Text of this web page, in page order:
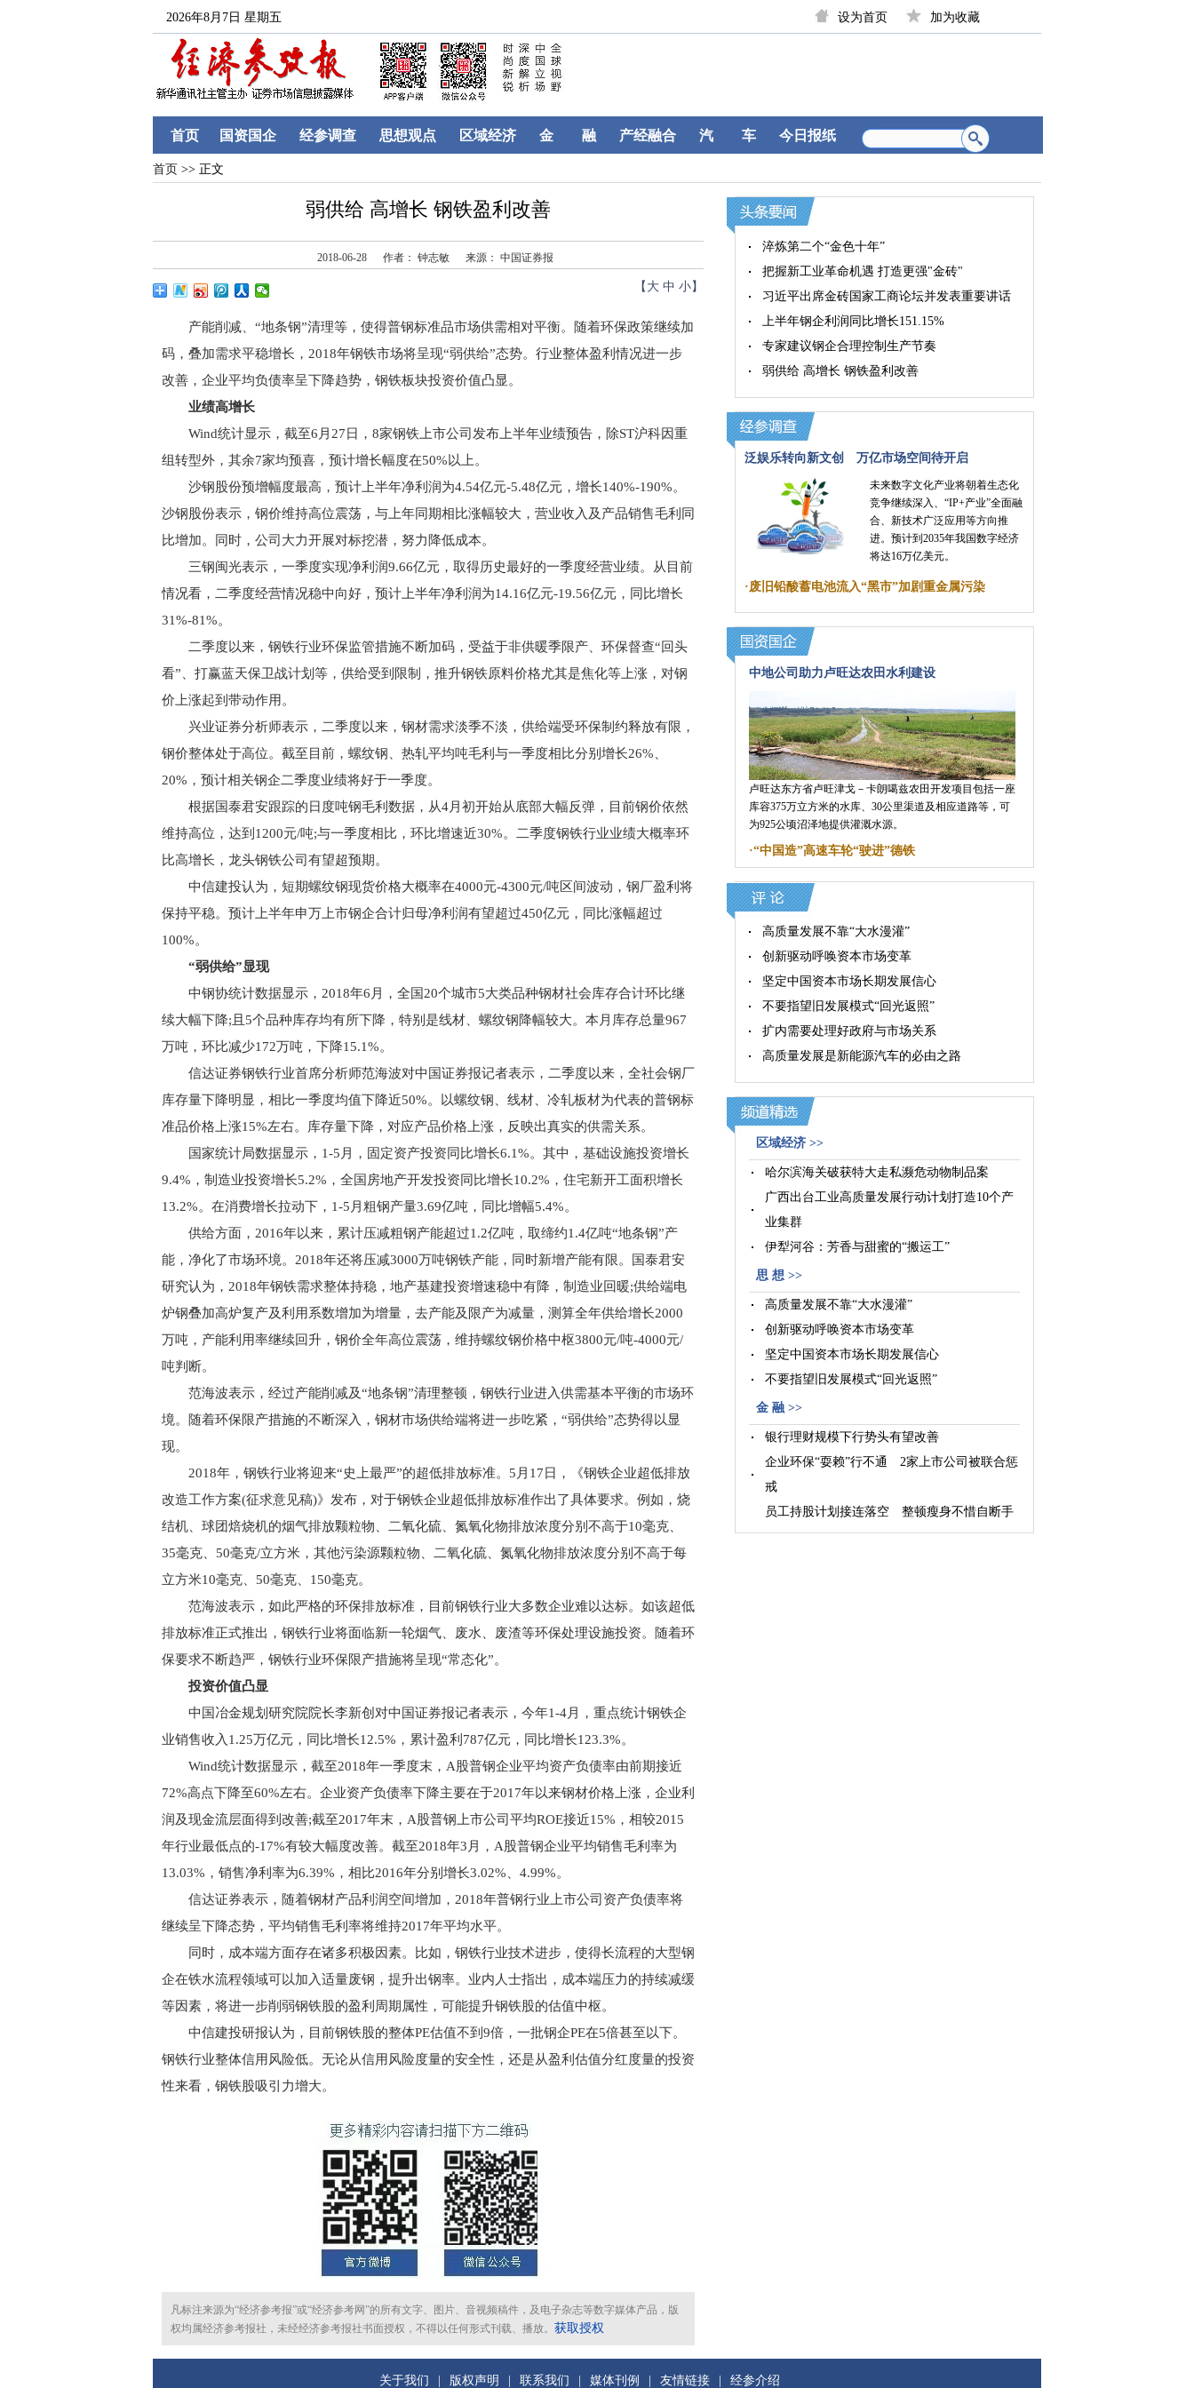
2026年8月7日 星期五 设为首页 加为收藏
首页 国资国企 经参调查 思想观点 区域经济 金 融 产经融合 汽 车 今日报纸
首页 >> 正文
弱供给 高增长 钢铁盈利改善
2018-06-28 作者： 钟志敏 来源： 中国证券报
【 大 中 小】
产能削减、“地条钢”清理等，使得普钢标准品市场供需相对平衡。随着环保政策继续加
码，叠加需求平稳增长，2018年钢铁市场将呈现“弱供给”态势。行业整体盈利情况进一步
改善，企业平均负债率呈下降趋势，钢铁板块投资价值凸显。
业绩高增长
Wind统计显示，截至6月27日，8家钢铁上市公司发布上半年业绩预告，除ST沪科因重
组转型外，其余7家均预喜，预计增长幅度在50%以上。
沙钢股份预增幅度最高，预计上半年净利润为4.54亿元-5.48亿元，增长140%-190%。
沙钢股份表示，钢价维持高位震荡，与上年同期相比涨幅较大，营业收入及产品销售毛利同
比增加。同时，公司大力开展对标挖潜，努力降低成本。
三钢闽光表示，一季度实现净利润9.66亿元，取得历史最好的一季度经营业绩。从目前
情况看，二季度经营情况稳中向好，预计上半年净利润为14.16亿元-19.56亿元，同比增长
31%-81%。
二季度以来，钢铁行业环保监管措施不断加码，受益于非供暖季限产、环保督查“回头
看”、打赢蓝天保卫战计划等，供给受到限制，推升钢铁原料价格尤其是焦化等上涨，对钢
价上涨起到带动作用。
兴业证券分析师表示，二季度以来，钢材需求淡季不淡，供给端受环保制约释放有限，
钢价整体处于高位。截至目前，螺纹钢、热轧平均吨毛利与一季度相比分别增长26%、
20%，预计相关钢企二季度业绩将好于一季度。
根据国泰君安跟踪的日度吨钢毛利数据，从4月初开始从底部大幅反弹，目前钢价依然
维持高位，达到1200元/吨;与一季度相比，环比增速近30%。二季度钢铁行业业绩大概率环
比高增长，龙头钢铁公司有望超预期。
中信建投认为，短期螺纹钢现货价格大概率在4000元-4300元/吨区间波动，钢厂盈利将
保持平稳。预计上半年申万上市钢企合计归母净利润有望超过450亿元，同比涨幅超过
100%。
“弱供给”显现
中钢协统计数据显示，2018年6月，全国20个城市5大类品种钢材社会库存合计环比继
续大幅下降;且5个品种库存均有所下降，特别是线材、螺纹钢降幅较大。本月库存总量967
万吨，环比减少172万吨，下降15.1%。
信达证券钢铁行业首席分析师范海波对中国证券报记者表示，二季度以来，全社会钢厂
库存量下降明显，相比一季度均值下降近50%。以螺纹钢、线材、冷轧板材为代表的普钢标
准品价格上涨15%左右。库存量下降，对应产品价格上涨，反映出真实的供需关系。
国家统计局数据显示，1-5月，固定资产投资同比增长6.1%。其中，基础设施投资增长
9.4%，制造业投资增长5.2%，全国房地产开发投资同比增长10.2%，住宅新开工面积增长
13.2%。在消费增长拉动下，1-5月粗钢产量3.69亿吨，同比增幅5.4%。
供给方面，2016年以来，累计压减粗钢产能超过1.2亿吨，取缔约1.4亿吨“地条钢”产
能，净化了市场环境。2018年还将压减3000万吨钢铁产能，同时新增产能有限。国泰君安
研究认为，2018年钢铁需求整体持稳，地产基建投资增速稳中有降，制造业回暖;供给端电
炉钢叠加高炉复产及利用系数增加为增量，去产能及限产为减量，测算全年供给增长2000
万吨，产能利用率继续回升，钢价全年高位震荡，维持螺纹钢价格中枢3800元/吨-4000元/
吨判断。
范海波表示，经过产能削减及“地条钢”清理整顿，钢铁行业进入供需基本平衡的市场环
境。随着环保限产措施的不断深入，钢材市场供给端将进一步吃紧，“弱供给”态势得以显
现。
2018年，钢铁行业将迎来“史上最严”的超低排放标准。5月17日，《钢铁企业超低排放
改造工作方案(征求意见稿)》发布，对于钢铁企业超低排放标准作出了具体要求。例如，烧
结机、球团焙烧机的烟气排放颗粒物、二氧化硫、氮氧化物排放浓度分别不高于10毫克、
35毫克、50毫克/立方米，其他污染源颗粒物、二氧化硫、氮氧化物排放浓度分别不高于每
立方米10毫克、50毫克、150毫克。
范海波表示，如此严格的环保排放标准，目前钢铁行业大多数企业难以达标。如该超低
排放标准正式推出，钢铁行业将面临新一轮烟气、废水、废渣等环保处理设施投资。随着环
保要求不断趋严，钢铁行业环保限产措施将呈现“常态化”。
投资价值凸显
中国冶金规划研究院院长李新创对中国证券报记者表示，今年1-4月，重点统计钢铁企
业销售收入1.25万亿元，同比增长12.5%，累计盈利787亿元，同比增长123.3%。
Wind统计数据显示，截至2018年一季度末，A股普钢企业平均资产负债率由前期接近
72%高点下降至60%左右。企业资产负债率下降主要在于2017年以来钢材价格上涨，企业利
润及现金流层面得到改善;截至2017年末，A股普钢上市公司平均ROE接近15%，相较2015
年行业最低点的-17%有较大幅度改善。截至2018年3月，A股普钢企业平均销售毛利率为
13.03%，销售净利率为6.39%，相比2016年分别增长3.02%、4.99%。
信达证券表示，随着钢材产品利润空间增加，2018年普钢行业上市公司资产负债率将
继续呈下降态势，平均销售毛利率将维持2017年平均水平。
同时，成本端方面存在诸多积极因素。比如，钢铁行业技术进步，使得长流程的大型钢
企在铁水流程领域可以加入适量废钢，提升出钢率。业内人士指出，成本端压力的持续减缓
等因素，将进一步削弱钢铁股的盈利周期属性，可能提升钢铁股的估值中枢。
中信建投研报认为，目前钢铁股的整体PE估值不到9倍，一批钢企PE在5倍甚至以下。
钢铁行业整体信用风险低。无论从信用风险度量的安全性，还是从盈利估值分红度量的投资
性来看，钢铁股吸引力增大。
凡标注来源为“经济参考报”或“经济参考网”的所有文字、图片、音视频稿件，及电子杂志等数字媒体产品，版
权均属经济参考报社，未经经济参考报社书面授权，不得以任何形式刊载、播放。 获取授权
淬炼第二个“金色十年”
把握新工业革命机遇 打造更强"金砖"
习近平出席金砖国家工商论坛并发表重要讲话
上半年钢企利润同比增长151.15%
专家建议钢企合理控制生产节奏
弱供给 高增长 钢铁盈利改善
泛娱乐转向新文创 万亿市场空间待开启
未来数字文化产业将朝着生态化
竞争继续深入、“IP+产业”全面融
合、新技术广泛应用等方向推
进。预计到2035年我国数字经济
将达16万亿美元。
·废旧铅酸蓄电池流入“黑市”加剧重金属污染
中地公司助力卢旺达农田水利建设
卢旺达东方省卢旺津戈－卡朗噶兹农田开发项目包括一座
库容375万立方米的水库、30公里渠道及相应道路等，可
为925公顷沼泽地提供灌溉水源。
·“中国造”高速车轮“驶进”德铁
高质量发展不靠“大水漫灌”
创新驱动呼唤资本市场变革
坚定中国资本市场长期发展信心
不要指望旧发展模式“回光返照”
扩内需要处理好政府与市场关系
高质量发展是新能源汽车的必由之路
区域经济 >>
哈尔滨海关破获特大走私濒危动物制品案
广西出台工业高质量发展行动计划打造10个产
业集群
伊犁河谷：芳香与甜蜜的“搬运工”
晋江：新型城镇化的探索与实践
思 想 >>
高质量发展不靠“大水漫灌”
创新驱动呼唤资本市场变革
坚定中国资本市场长期发展信心
不要指望旧发展模式“回光返照”
金 融 >>
银行理财规模下行势头有望改善
企业环保“耍赖”行不通 2家上市公司被联合惩
戒
员工持股计划接连落空 整顿瘦身不惜自断手
臂
关于我们 版权声明 联系我们 媒体刊例 友情链接 经参介绍